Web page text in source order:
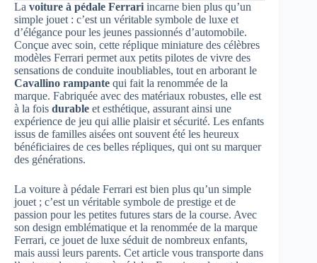
La voiture à pédale Ferrari incarne bien plus qu’un
simple jouet : c’est un véritable symbole de luxe et
d’élégance pour les jeunes passionnés d’automobile.
Conçue avec soin, cette réplique miniature des célèbres
modèles Ferrari permet aux petits pilotes de vivre des
sensations de conduite inoubliables, tout en arborant le
Cavallino rampante qui fait la renommée de la
marque. Fabriquée avec des matériaux robustes, elle est
à la fois durable et esthétique, assurant ainsi une
expérience de jeu qui allie plaisir et sécurité. Les enfants
issus de familles aisées ont souvent été les heureux
bénéficiaires de ces belles répliques, qui ont su marquer
des générations.
La voiture à pédale Ferrari est bien plus qu’un simple
jouet ; c’est un véritable symbole de prestige et de
passion pour les petites futures stars de la course. Avec
son design emblématique et la renommée de la marque
Ferrari, ce jouet de luxe séduit de nombreux enfants,
mais aussi leurs parents. Cet article vous transporte dans